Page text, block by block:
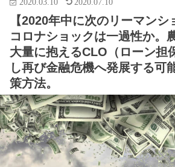
2020.03.10 2020.07.10
【2020年中に次のリーマンシ
コロナショックは一過性か。
大量に抱えるCLO（ローン担
し再び金融危機へ発展する可
策方法。